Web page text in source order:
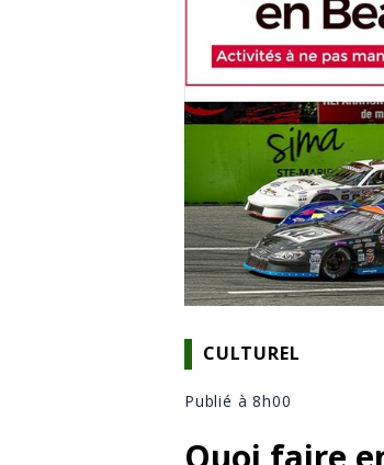
CULTUREL
Publié à 8h00